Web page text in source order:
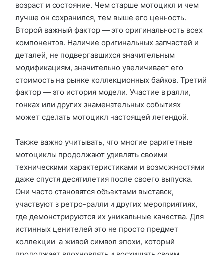
возраст и состояние. Чем старше мотоцикл и чем
лучше он сохранился, тем выше его ценность.
Второй важный фактор — это оригинальность всех
компонентов. Наличие оригинальных запчастей и
деталей, не подвергавшихся значительным
модификациям, значительно увеличивает его
стоимость на рынке коллекционных байков. Третий
фактор — это история модели. Участие в ралли,
гонках или других знаменательных событиях
может сделать мотоцикл настоящей легендой.
Также важно учитывать, что многие раритетные
мотоциклы продолжают удивлять своими
техническими характеристиками и возможностями
даже спустя десятилетия после своего выпуска.
Они часто становятся объектами выставок,
участвуют в ретро-ралли и других мероприятиях,
где демонстрируются их уникальные качества. Для
истинных ценителей это не просто предмет
коллекции, а живой символ эпохи, который